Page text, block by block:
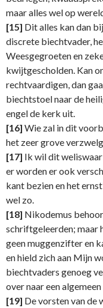
maar alles wel op
[15] Dit alles kan dan
discrete biechtvader,
Weesgegroeten en
kwijtgescholden. Kan
rechtvaardigen, dan
biechtstoel naar de
engel de kerk uit.
[16] Wie zal in dit
het zeer grove
[17] Ik wil dit
er worden er ook
kant bezien en het
wel zo.
[18] Nikodemus
schriftgeleerden; maar
geen muggenzifter en
en hield zich aan Mijn
biechtvaders genoeg
over naar een
[19] De vorsten van de